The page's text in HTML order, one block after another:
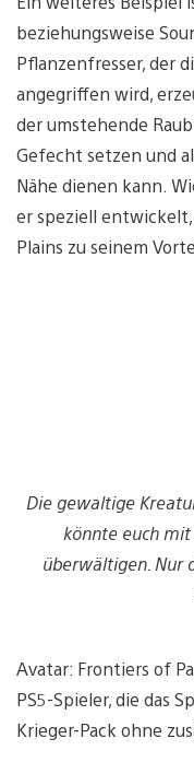
beziehungsweise
Pflanzenfresser, der
angegriffen wird,
der umstehende
Gefecht setzen und
Nähe dienen kann.
er speziell
Plains zu seinem
Die gewaltige
könnte euch
überwältigen. Nur
Avatar: Frontiers of
PS5-Spieler, die das
Krieger-Pack ohne